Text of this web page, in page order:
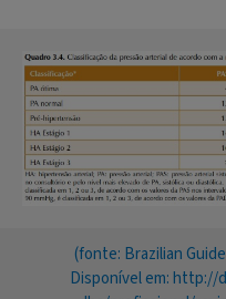
(fonte: Brazilian
Disponível em: http://